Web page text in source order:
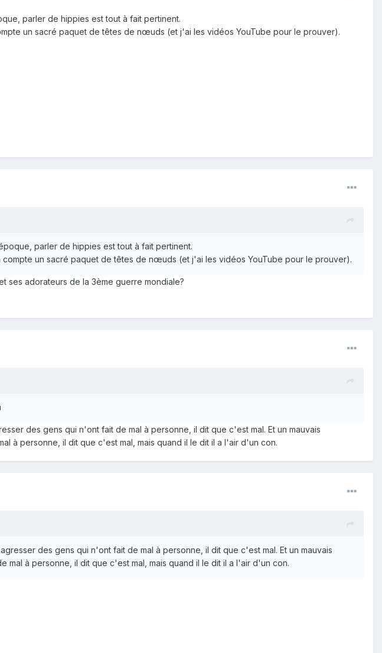
parler de hippies est tout à fait pertinent.
un sacré paquet de têtes de nœuds (et j'ai les vidéos YouTube pour le prouver).
parler de hippies est tout à fait pertinent.
un sacré paquet de têtes de nœuds (et j'ai les vidéos YouTube pour le prouver).
ses adorateurs de la 3ème guerre mondiale?
des gens qui n'ont fait de mal à personne, il dit que c'est mal. Et un mauvais
à personne, il dit que c'est mal, mais quand il le dit il a l'air d'un con.
des gens qui n'ont fait de mal à personne, il dit que c'est mal. Et un mauvais
à personne, il dit que c'est mal, mais quand il le dit il a l'air d'un con.